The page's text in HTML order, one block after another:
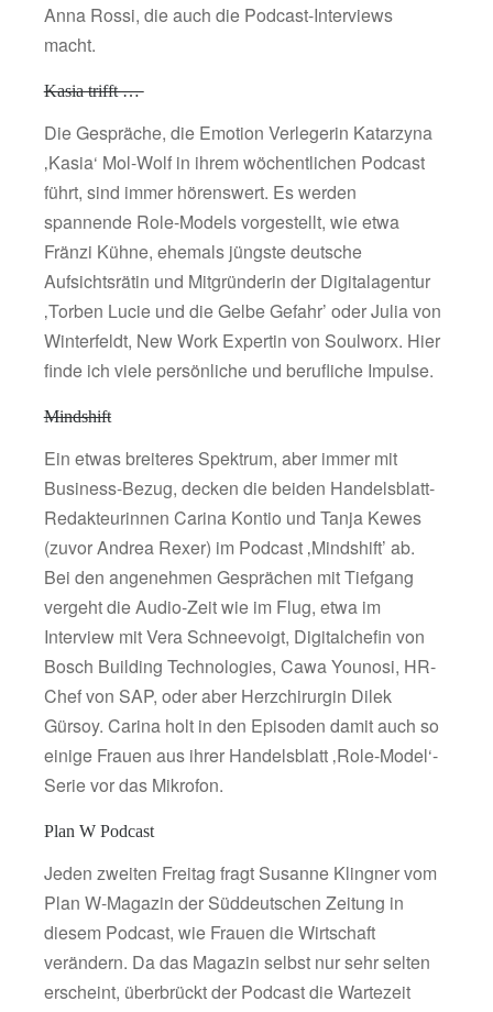
Anna Rossi, die auch die Podcast-Interviews
macht.
Kasia trifft …
Die Gespräche, die Emotion Verlegerin Katarzyna
‚Kasia‘ Mol-Wolf in ihrem wöchentlichen Podcast
führt, sind immer hörenswert. Es werden
spannende Role-Models vorgestellt, wie etwa
Fränzi Kühne, ehemals jüngste deutsche
Aufsichtsrätin und Mitgründerin der Digitalagentur
‚Torben Lucie und die Gelbe Gefahr’ oder Julia von
Winterfeldt, New Work Expertin von Soulworx. Hier
finde ich viele persönliche und berufliche Impulse.
Mindshift
Ein etwas breiteres Spektrum, aber immer mit
Business-Bezug, decken die beiden Handelsblatt-
Redakteurinnen Carina Kontio und Tanja Kewes
(zuvor Andrea Rexer) im Podcast ‚Mindshift’ ab.
Bei den angenehmen Gesprächen mit Tiefgang
vergeht die Audio-Zeit wie im Flug, etwa im
Interview mit Vera Schneevoigt, Digitalchefin von
Bosch Building Technologies, Cawa Younosi, HR-
Chef von SAP, oder aber Herzchirurgin Dilek
Gürsoy. Carina holt in den Episoden damit auch so
einige Frauen aus ihrer Handelsblatt ‚Role-Model‘-
Serie vor das Mikrofon.
Plan W Podcast
Jeden zweiten Freitag fragt Susanne Klingner vom
Plan W-Magazin der Süddeutschen Zeitung in
diesem Podcast, wie Frauen die Wirtschaft
verändern. Da das Magazin selbst nur sehr selten
erscheint, überbrückt der Podcast die Wartezeit